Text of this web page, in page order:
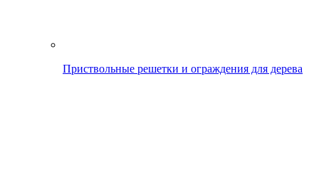
Приствольные решетки и ограждения для дерева